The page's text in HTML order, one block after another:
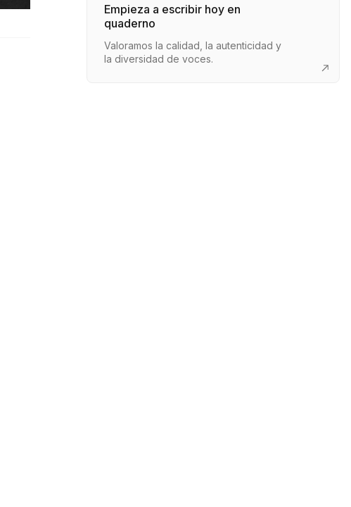
Empieza a escribir hoy en
quaderno
Valoramos la calidad, la autenticidad y
la diversidad de voces.